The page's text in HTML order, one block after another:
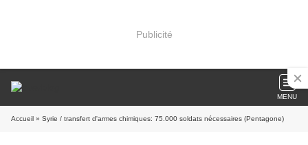
Publicité
MENU
Accueil » Syrie / transfert d'armes chimiques: 75.000 soldats nécessaires (Pentagone)